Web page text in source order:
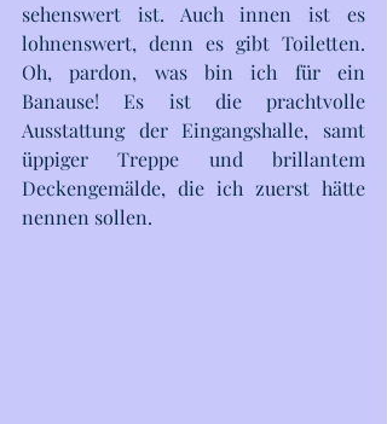
sehenswert ist. Auch innen ist es
lohnenswert, denn es gibt Toiletten.
Oh, pardon, was bin ich für ein
Banause! Es ist die prachtvolle
Ausstattung der Eingangshalle, samt
üppiger Treppe und brillantem
Deckengemälde, die ich zuerst hätte
nennen sollen.